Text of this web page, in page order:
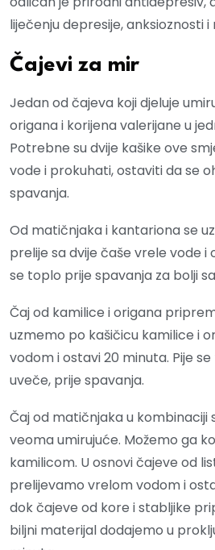
liječenju depresije, anksioznosti
Čajevi za mir
Jedan od čajeva koji djeluje
origana i korijena valerijane u
Potrebne su dvije kašike ove
vode i prokuhati, ostaviti da se
spavanja.
Od matičnjaka i kantariona se
prelije sa dvije čaše vrele vode i
se toplo prije spavanja za bolji
Čaj od kamilice i origana
uzmemo po kašičicu kamilice i
vodom i ostavi 20 minuta. Pije
uveče, prije spavanja.
Čaj od matičnjaka u kombinaciji
veoma umirujuće. Možemo ga
kamilicom. U osnovi čajeve od
prelijevamo vrelom vodom i
dok čajeve od kore i stabljike
biljni materijal dodajemo u